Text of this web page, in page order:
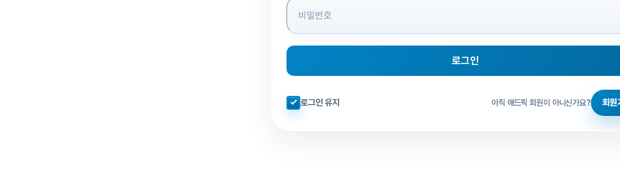
로그인
자동로그인 체크
로그인 유지 아직 애드픽 회원이 아니신가요? 회원